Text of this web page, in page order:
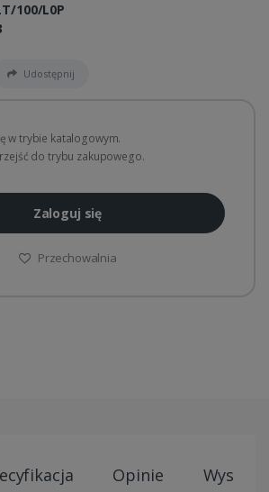
100/L0P
Udostępnij
w trybie katalogowym.
do trybu zakupowego.
Zaloguj się
Przechowalnia
Opinie Wysyłki